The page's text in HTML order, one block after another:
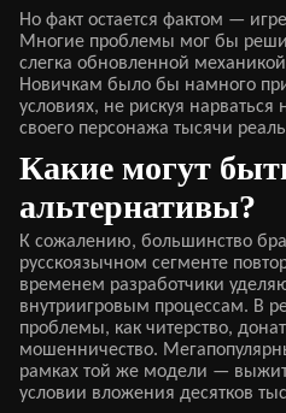
Но факт остается фактом —
Многие проблемы мог бы
слегка обновленной
Новичкам было бы намного
условиях, не рискуя
своего персонажа тысячи
Какие могут
альтернативы?
К сожалению, большинство
русскоязычном сегменте
временем разработчики
внутриигровым процессам. В
проблемы, как читерство,
мошенничество.
рамках той же модели —
условии вложения десятков